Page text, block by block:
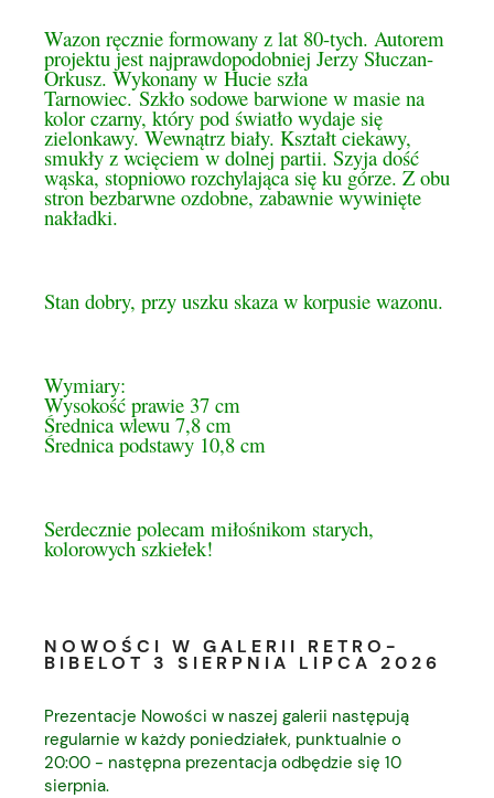
Wazon ręcznie formowany z lat 80-tych. Autorem
projektu jest najprawdopodobniej Jerzy Słuczan-
Orkusz. Wykonany w Hucie szła
Tarnowiec. Szkło sodowe barwione w masie na
kolor czarny, który pod światło wydaje się
zielonkawy. Wewnątrz biały. Kształt ciekawy,
smukły z wcięciem w dolnej partii. Szyja dość
wąska, stopniowo rozchylająca się ku górze. Z obu
stron bezbarwne ozdobne, zabawnie wywinięte
nakładki.
Stan dobry, przy uszku skaza w korpusie wazonu.
Wymiary:
Wysokość prawie 37 cm
Średnica wlewu 7,8 cm
Średnica podstawy 10,8 cm
Serdecznie polecam miłośnikom starych,
kolorowych szkiełek!
NOWOŚCI W GALERII RETRO-
BIBELOT 3 SIERPNIA LIPCA 2026
Prezentacje Nowości w naszej galerii następują
regularnie w każdy poniedziałek, punktualnie o
20:00 - następna prezentacja odbędzie się 10
sierpnia.